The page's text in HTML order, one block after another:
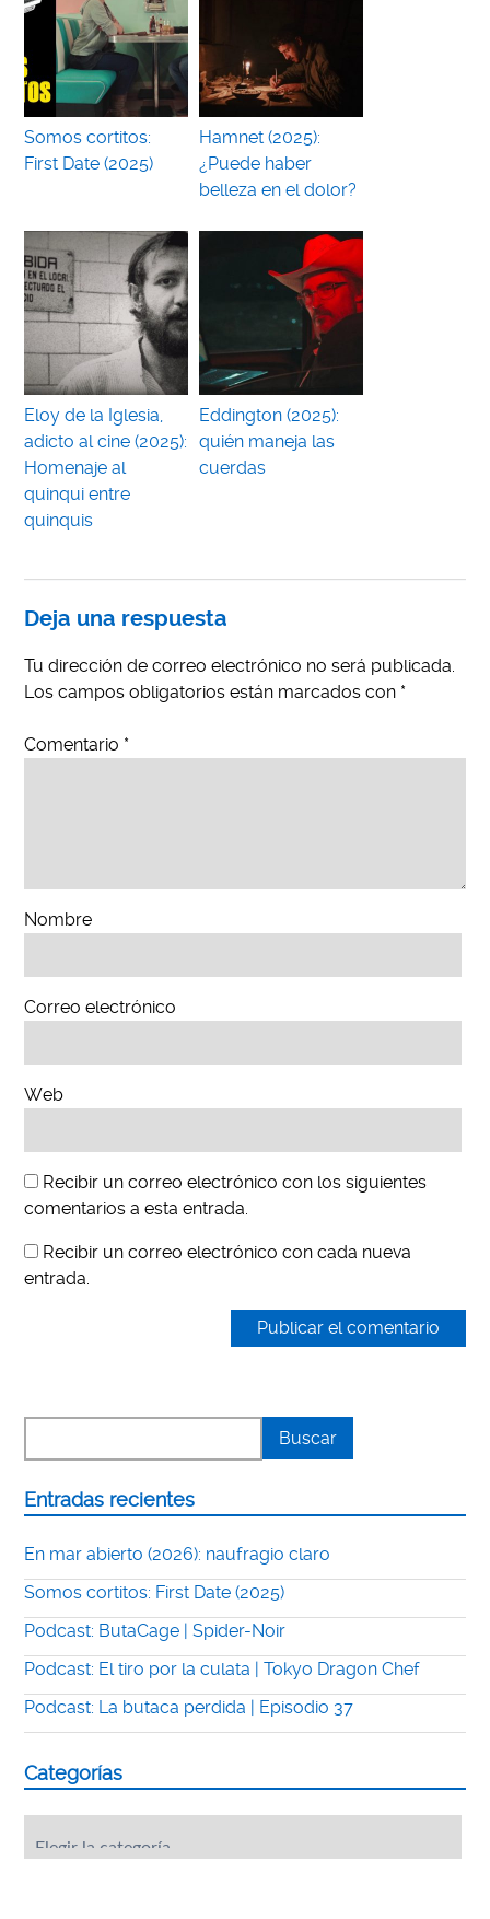
Somos cortitos:
First Date (2025)
Hamnet (2025):
¿Puede haber
belleza en el dolor?
Eloy de la Iglesia,
adicto al cine (2025):
Homenaje al
quinqui entre
quinquis
Eddington (2025):
quién maneja las
cuerdas
Deja una respuesta
Tu dirección de correo electrónico no será publicada.
Los campos obligatorios están marcados con *
Comentario *
Nombre
Correo electrónico
Web
Recibir un correo electrónico con los siguientes
comentarios a esta entrada.
Recibir un correo electrónico con cada nueva
entrada.
Entradas recientes
En mar abierto (2026): naufragio claro
Somos cortitos: First Date (2025)
Podcast: ButaCage | Spider-Noir
Podcast: El tiro por la culata | Tokyo Dragon Chef
Podcast: La butaca perdida | Episodio 37
Categorías